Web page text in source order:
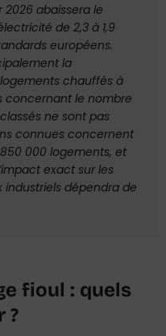
2026 abaissera le
de 2,3 à 1,9
européens.
la
chauffés à
concernant le nombre
ne sont pas
connues concernent
000 logements, et
exact sur les
dépendra de
fioul : quels
?